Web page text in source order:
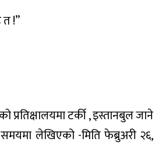
त !”
प्रतिक्षालयमा टर्की , इस्तानबुल जाने
लेखिएको -मिति फेब्रुअरी २६,